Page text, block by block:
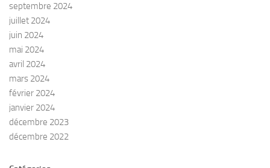
septembre 2024
juillet 2024
juin 2024
mai 2024
avril 2024
mars 2024
février 2024
janvier 2024
décembre 2023
décembre 2022